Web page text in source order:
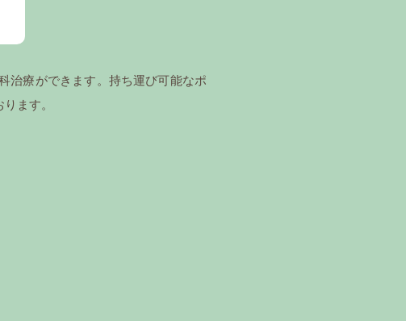
治療ができます。持ち運び可能なポ
ます。